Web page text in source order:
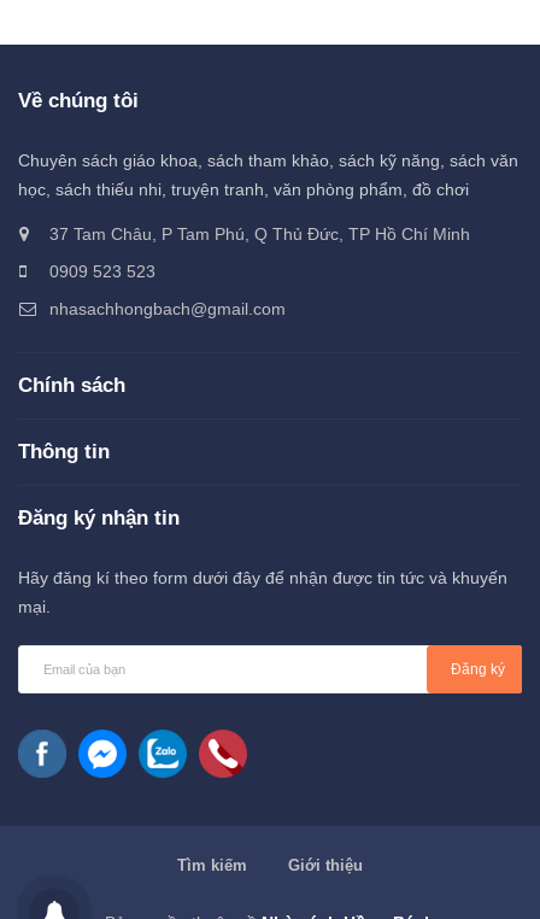
Về chúng tôi
Chuyên sách giáo khoa, sách tham khảo, sách kỹ năng, sách văn
học, sách thiếu nhi, truyện tranh, văn phòng phẩm, đồ chơi
37 Tam Châu, P Tam Phú, Q Thủ Đức, TP Hồ Chí Minh
0909 523 523
nhasachhongbach@gmail.com
Chính sách
Thông tin
Đăng ký nhận tin
Hãy đăng kí theo form dưới đây để nhận được tin tức và khuyến
mại.
Đăng ký
Tìm kiếm Giới thiệu